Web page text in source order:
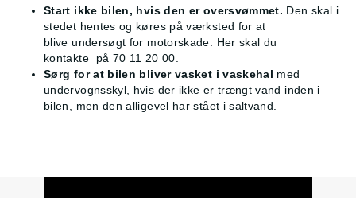
Start ikke bilen, hvis den er oversvømmet. Den skal i
stedet hentes og køres på værksted for at
blive undersøgt for motorskade. Her skal du
kontakte
på 70 11 20 00.
Sørg for at bilen bliver vasket i vaskehal med
undervognsskyl, hvis der ikke er trængt vand inden i
bilen, men den alligevel har stået i saltvand.